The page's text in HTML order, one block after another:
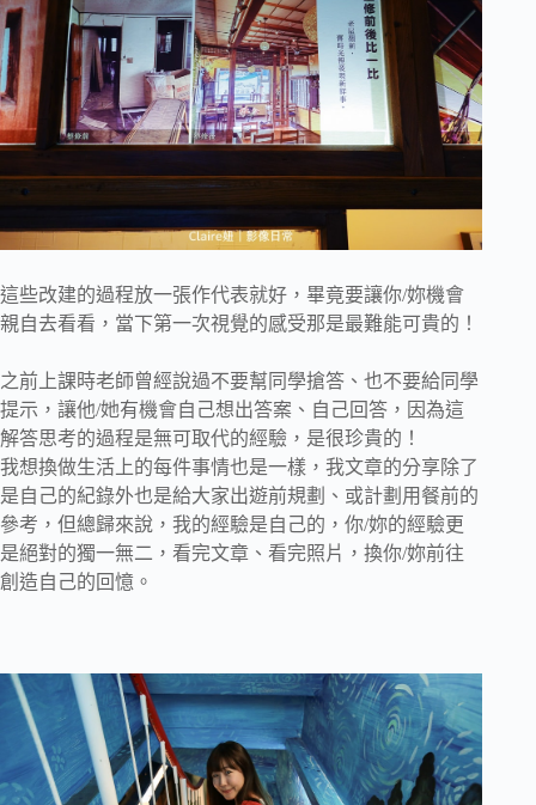
這些改建的過程放一張作代表就好，畢竟要讓你/妳機會
親自去看看，當下第一次視覺的感受那是最難能可貴的！
之前上課時老師曾經說過不要幫同學搶答、也不要給同學
提示，讓他/她有機會自己想出答案、自己回答，因為這
解答思考的過程是無可取代的經驗，是很珍貴的！
我想換做生活上的每件事情也是一樣，我文章的分享除了
是自己的紀錄外也是給大家出遊前規劃、或計劃用餐前的
參考，但總歸來說，我的經驗是自己的，你/妳的經驗更
是絕對的獨一無二，看完文章、看完照片，換你/妳前往
創造自己的回憶。